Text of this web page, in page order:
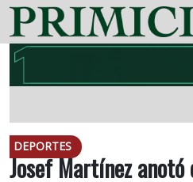
DEPORTES
Josef Martínez